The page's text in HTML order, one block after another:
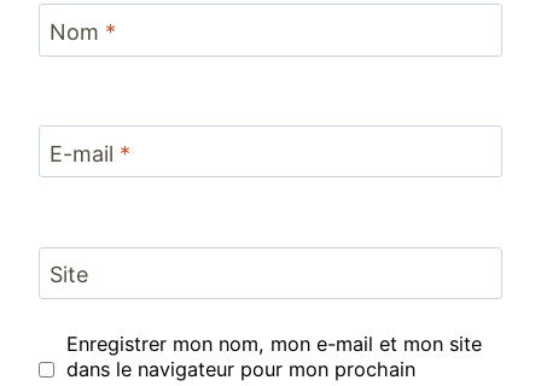
Nom *
E-mail *
Site
Enregistrer mon nom, mon e-mail et mon site
dans le navigateur pour mon prochain